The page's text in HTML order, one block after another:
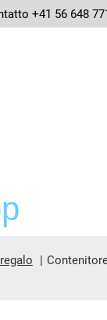
+41 56 648